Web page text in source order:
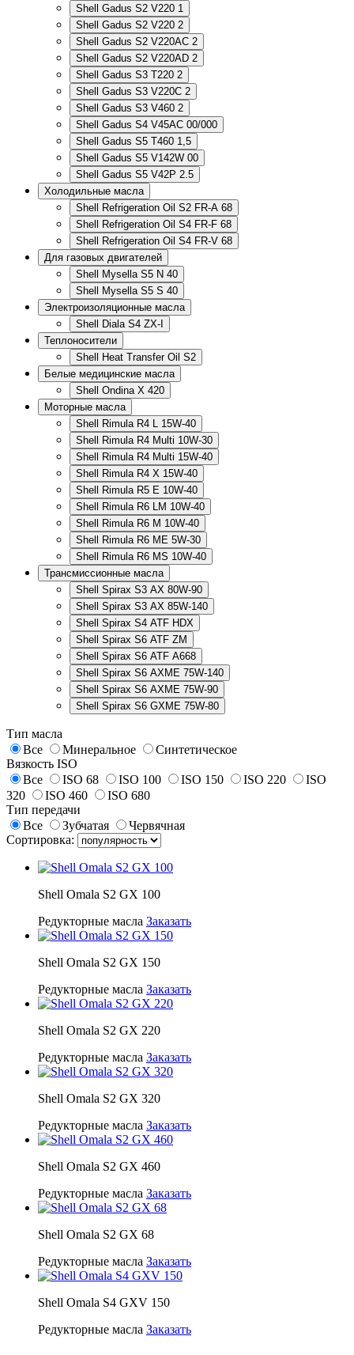
Shell Gadus S2 V220 1
Shell Gadus S2 V220 2
Shell Gadus S2 V220AC 2
Shell Gadus S2 V220AD 2
Shell Gadus S3 T220 2
Shell Gadus S3 V220C 2
Shell Gadus S3 V460 2
Shell Gadus S4 V45AC 00/000
Shell Gadus S5 T460 1,5
Shell Gadus S5 V142W 00
Shell Gadus S5 V42P 2.5
Холодильные масла
Shell Refrigeration Oil S2 FR-A 68
Shell Refrigeration Oil S4 FR-F 68
Shell Refrigeration Oil S4 FR-V 68
Для газовых двигателей
Shell Mysella S5 N 40
Shell Mysella S5 S 40
Электроизоляционные масла
Shell Diala S4 ZX-I
Теплоносители
Shell Heat Transfer Oil S2
Белые медицинские масла
Shell Ondina X 420
Моторные масла
Shell Rimula R4 L 15W-40
Shell Rimula R4 Multi 10W-30
Shell Rimula R4 Multi 15W-40
Shell Rimula R4 X 15W-40
Shell Rimula R5 E 10W-40
Shell Rimula R6 LM 10W-40
Shell Rimula R6 M 10W-40
Shell Rimula R6 ME 5W-30
Shell Rimula R6 MS 10W-40
Трансмиссионные масла
Shell Spirax S3 AX 80W-90
Shell Spirax S3 AX 85W-140
Shell Spirax S4 ATF HDX
Shell Spirax S6 ATF ZM
Shell Spirax S6 ATF А668
Shell Spirax S6 AXME 75W-140
Shell Spirax S6 AXME 75W-90
Shell Spirax S6 GXME 75W-80
Тип масла
Все
Минеральное
Синтетическое
Вязкость ISO
Все
ISO 68 ISO 100 ISO 150 ISO 220
ISO
320
ISO 460
ISO 680
Тип передачи
Все
Зубчатая
Червячная
Сортировка:
Shell Omala S2 GX 100
Редукторные масла Заказать
Shell Omala S2 GX 150
Редукторные масла Заказать
Shell Omala S2 GX 220
Редукторные масла Заказать
Shell Omala S2 GX 320
Редукторные масла Заказать
Shell Omala S2 GX 460
Редукторные масла Заказать
Shell Omala S2 GX 68
Редукторные масла Заказать
Shell Omala S4 GXV 150
Редукторные масла Заказать